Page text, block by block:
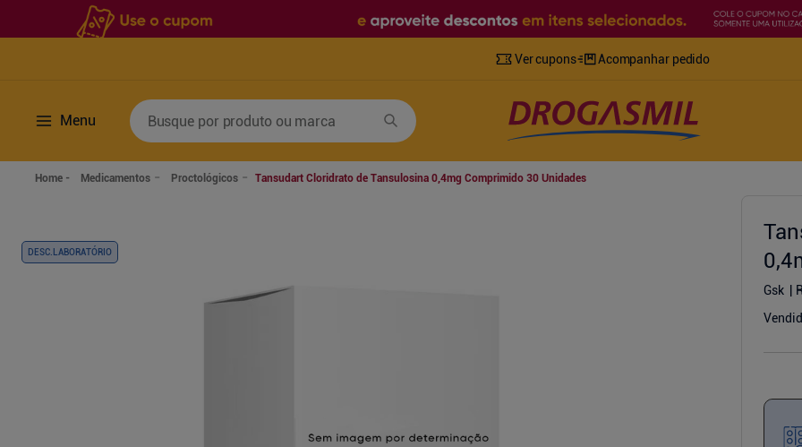
Ver cupons Acompanhar pedido
Menu
Busque por produto ou marca
Medicamentos Proctológicos Tansudart Cloridrato de Tansulosina 0,4mg Comprimido 30 Unidades
DESC.LABORATÓRIO
Gsk
Termos mais buscados
mounjaro